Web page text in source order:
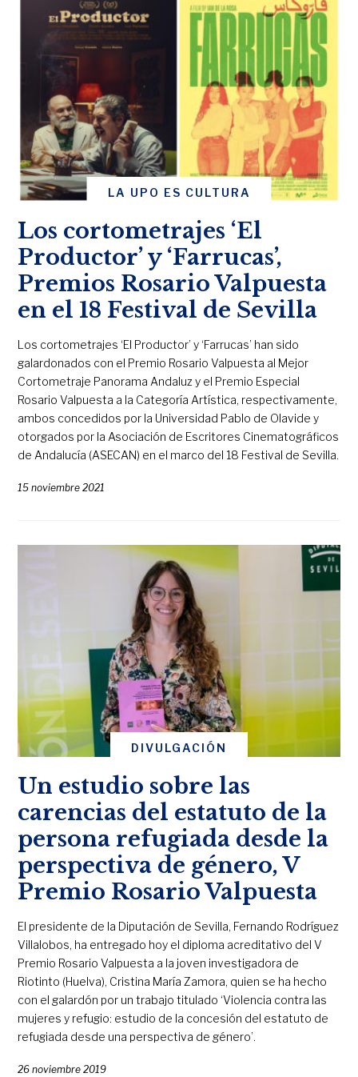
LA UPO ES CULTURA
Los cortometrajes ‘El
Productor’ y ‘Farrucas’,
Premios Rosario Valpuesta
en el 18 Festival de Sevilla
Los cortometrajes ‘El Productor’ y ‘Farrucas’ han sido
galardonados con el Premio Rosario Valpuesta al Mejor
Cortometraje Panorama Andaluz y el Premio Especial
Rosario Valpuesta a la Categoría Artística, respectivamente,
ambos concedidos por la Universidad Pablo de Olavide y
otorgados por la Asociación de Escritores Cinematográficos
de Andalucía (ASECAN) en el marco del 18 Festival de Sevilla.
15 noviembre 2021
DIVULGACIÓN
Un estudio sobre las
carencias del estatuto de la
persona refugiada desde la
perspectiva de género, V
Premio Rosario Valpuesta
El presidente de la Diputación de Sevilla, Fernando Rodríguez
Villalobos, ha entregado hoy el diploma acreditativo del V
Premio Rosario Valpuesta a la joven investigadora de
Riotinto (Huelva), Cristina María Zamora, quien se ha hecho
con el galardón por un trabajo titulado ‘Violencia contra las
mujeres y refugio: estudio de la concesión del estatuto de
refugiada desde una perspectiva de género’.
26 noviembre 2019